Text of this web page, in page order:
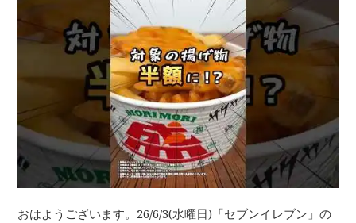
おはようございます。26/6/3(水曜日)「セブンイレブン」の